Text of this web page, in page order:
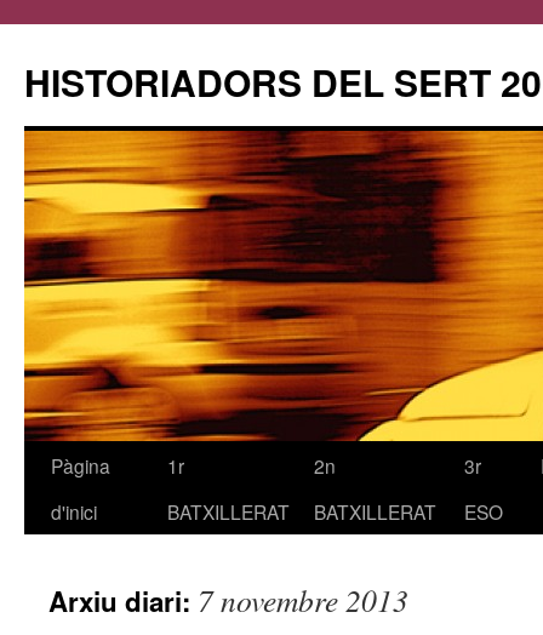
HISTORIADORS DEL SERT
Vés
Pàgina
d'inici
1r
BATXILLERAT
2n
BATXILLERAT
3r
ESO
Arxiu diari: 7 novembre 2013